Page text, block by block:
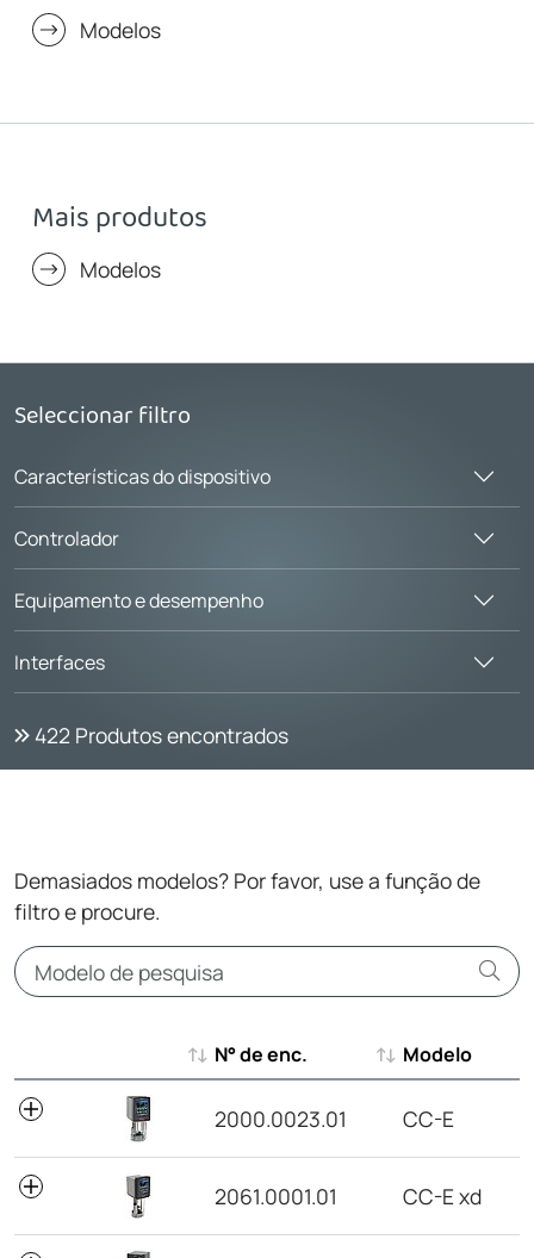
Modelos
Mais produtos
Modelos
Seleccionar filtro
Características do dispositivo
Controlador
Equipamento e desempenho
Interfaces
422 Produtos encontrados
Demasiados modelos? Por favor, use a função de
filtro e procure.
N° de enc.
Modelo
2000.0023.01 CC-E
2061.0001.01 CC-E xd